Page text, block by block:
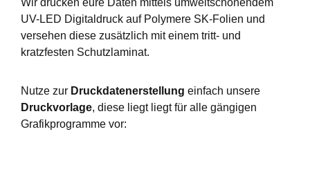
UV-LED Digitaldruck auf Polymere SK-Folien und
versehen diese zusätzlich mit einem tritt- und
kratzfesten Schutzlaminat.
Nutze zur Druckdatenerstellung einfach unsere
Druckvorlage, diese liegt liegt für alle gängigen
Grafikprogramme vor: